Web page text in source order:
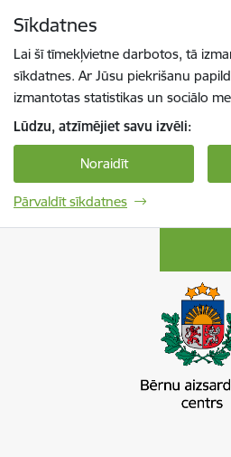
Sīkdatnes
Lai šī tīmekļvietne darbotos, tā
sīkdatnes. Ar Jūsu piekrišanu
izmantotas statistikas un sociālo
Lūdzu, atzīmējiet savu izvēli:
Noraidīt
Pārvaldīt sīkdatnes